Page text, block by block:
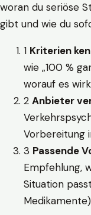
woran du seriöse
gibt und wie du
1 Kriterien
wie „100 %
worauf es
2 Anbieter
Vorbereitung
3 Passende
Empfehlung,
Situation